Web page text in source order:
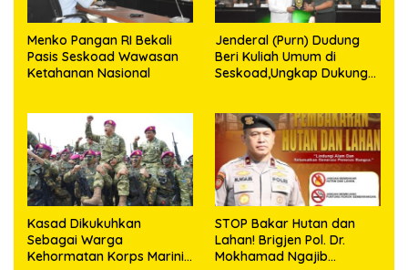
Menko Pangan RI Bekali
Pasis Seskoad Wawasan
Ketahanan Nasional
Jenderal (Purn) Dudung
Beri Kuliah Umum di
Seskoad,Ungkap Dukung
Kasad Dikukuhkan
Sebagai Warga
Kehormatan Korps Marinir
STOP Bakar Hutan dan
Lahan! Brigjen Pol. Dr.
Mokhamad Ngajib